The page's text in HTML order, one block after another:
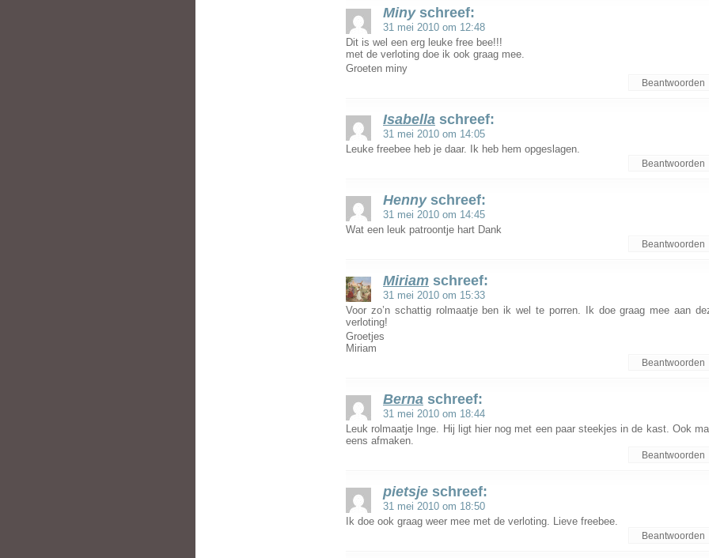
Miny schreef:
31 mei 2010 om 12:48
Dit is wel een erg leuke free bee!!!
met de verloting doe ik ook graag mee.
Groeten miny
Beantwoorden
Isabella schreef:
31 mei 2010 om 14:05
Leuke freebee heb je daar. Ik heb hem opgeslagen.
Beantwoorden
Henny schreef:
31 mei 2010 om 14:45
Wat een leuk patroontje hart Dank
Beantwoorden
Miriam schreef:
31 mei 2010 om 15:33
Voor zo’n schattig rolmaatje ben ik wel te porren. Ik doe graag mee aan
verloting!
Groetjes
Miriam
Beantwoorden
Berna schreef:
31 mei 2010 om 18:44
Leuk rolmaatje Inge. Hij ligt hier nog met een paar steekjes in de kast. Ook
eens afmaken.
Beantwoorden
pietsje schreef:
31 mei 2010 om 18:50
Ik doe ook graag weer mee met de verloting. Lieve freebee.
Beantwoorden